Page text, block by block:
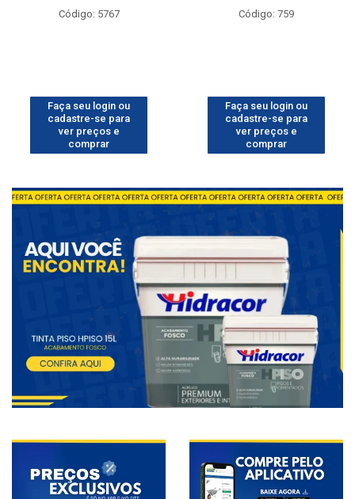
Código: 5767
Faça seu login ou
cadastre-se para
ver preços e
comprar
Código: 759
Faça seu login ou
cadastre-se para
ver preços e
comprar